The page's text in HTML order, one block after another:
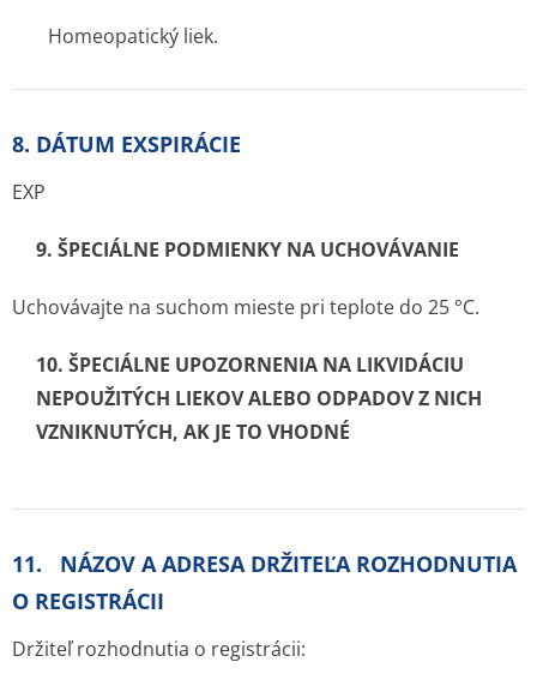
Homeopatický liek.
8. DÁTUM EXSPIRÁCIE
EXP
9. ŠPECIÁLNE PODMIENKY NA UCHOVÁVANIE
Uchovávajte na suchom mieste pri teplote do 25 °C.
10. ŠPECIÁLNE UPOZORNENIA NA LIKVIDÁCIU
NEPOUŽITÝCH LIEKOV ALEBO ODPADOV Z NICH
VZNIKNUTÝCH, AK JE TO VHODNÉ
11. NÁZOV A ADRESA DRŽITEĽA ROZHODNUTIA
O REGISTRÁCII
Držiteľ rozhodnutia o registrácii: